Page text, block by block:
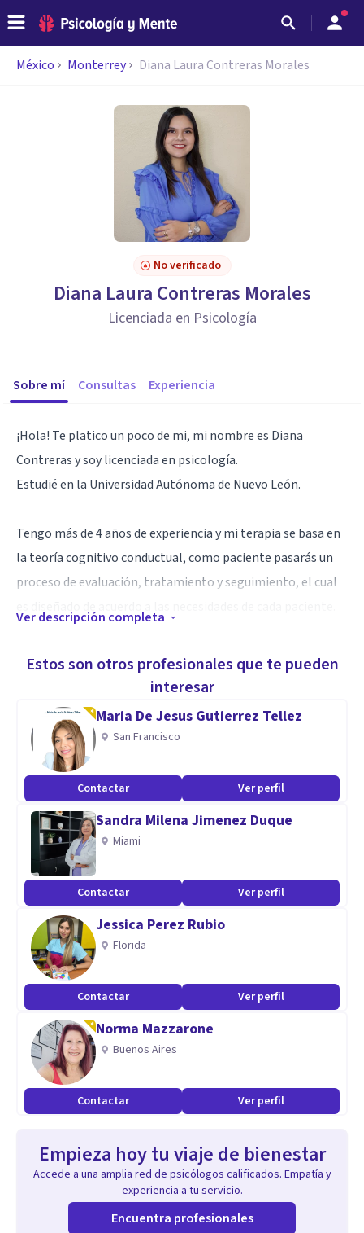
México Monterrey Diana Laura Contreras Morales
No verificado
Diana Laura Contreras Morales
Licenciada en Psicología
Sobre mí Consultas Experiencia
¡Hola! Te platico un poco de mi, mi nombre es Diana
Contreras y soy licenciada en psicología.
Estudié en la Universidad Autónoma de Nuevo León.
Tengo más de 4 años de experiencia y mi terapia se basa en
la teoría cognitivo conductual, como paciente pasarás un
proceso de evaluación, tratamiento y seguimiento, el cual
Mi objetivo es acompañarte en este proceso de
transformación que te permita desarrollarte plenamente
en todos los ámbitos de tu vida.
Especialidad
Cuento con certificaciones y diplomados como:
* Certificación en Terapia Cognitivo Conductual y Terapias
de Tercera Generación
* Certificación en Protección de Abuso Sexual Infantil
* Diplomado de Educación Especial
* Curso Trastorno del Espectro Autista
* Curso Primero Auxilios Psicológicos
Ver descripción completa
Estos son otros profesionales que te pueden
interesar
Maria De Jesus Gutierrez Tellez
San Francisco
Contactar Ver perfil
Sandra Milena Jimenez Duque
Miami
Contactar Ver perfil
Jessica Perez Rubio
Florida
Contactar Ver perfil
Norma Mazzarone
Buenos Aires
Contactar Ver perfil
Empieza hoy tu viaje de bienestar
Accede a una amplia red de psicólogos calificados. Empatía y
experiencia a tu servicio.
Encuentra profesionales